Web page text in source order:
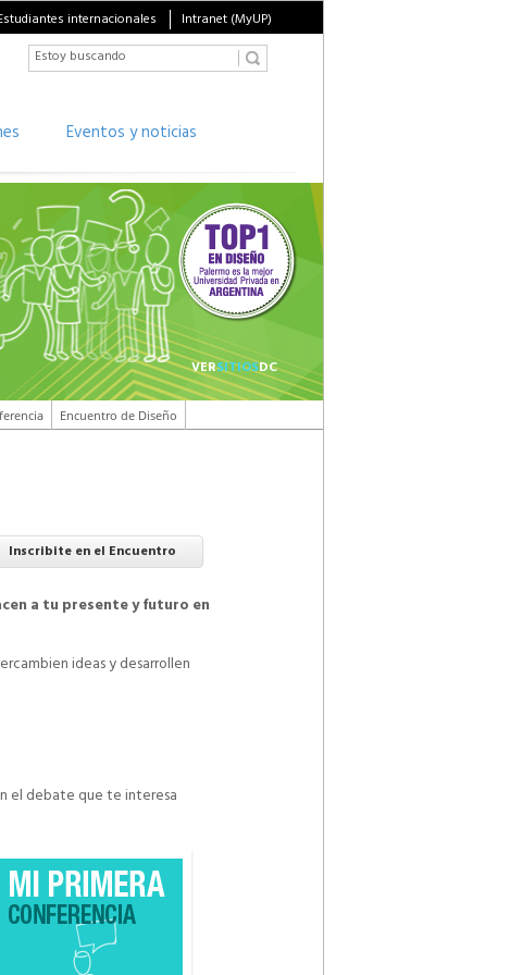
internacionales Intranet (MyUP)
Eventos y noticias
Encuentro de Diseño
Inscribite en el Encuentro
a tu presente y futuro en
ideas y desarrollen
el debate que te interesa
VERSITIOSDC